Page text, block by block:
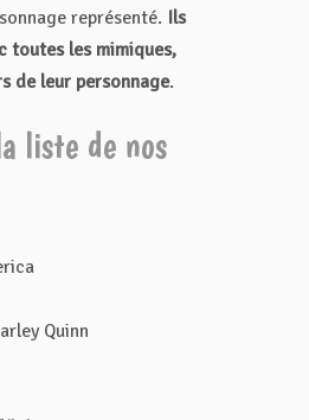
représenté. Ils
toutes les mimiques,
de leur personnage.
liste de nos
Quinn